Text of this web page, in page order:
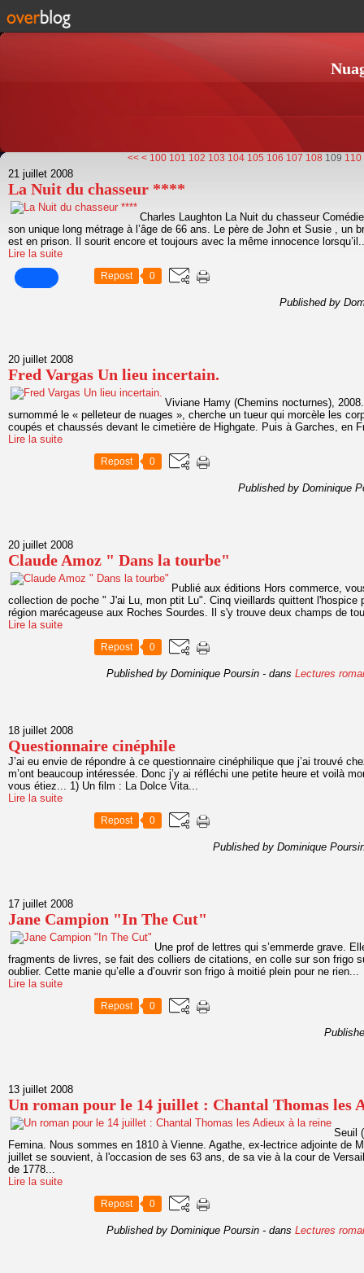
<< < 100 101 102 103 104 105 106 107 108 109 110
21 juillet 2008
La Nuit du chasseur ****
Charles Laughton La Nuit du chasseur
son unique long métrage à l’âge de 66 ans. Le père de John et Susie , un
est en prison. Il sourit encore et toujours avec la même innocence
Lire la suite
Repost 0
Published by
20 juillet 2008
Fred Vargas Un lieu incertain.
Viviane Hamy (Chemins nocturnes),
surnommé le « pelleteur de nuages », cherche un tueur qui morcèle les
coupés et chaussés devant le cimetière de Highgate. Puis à Garches, en
Lire la suite
Repost 0
Published by Dominique
20 juillet 2008
Claude Amoz " Dans la tourbe"
Publié aux éditions Hors commerce,
collection de poche " J'ai Lu, mon ptit Lu". Cinq vieillards quittent l'hospice
région marécageuse aux Roches Sourdes. Il s'y trouve deux champs de
Lire la suite
Repost 0
Published by Dominique Poursin - dans Lectures
18 juillet 2008
Questionnaire cinéphile
J’ai eu envie de répondre à ce questionnaire cinéphilique que j’ai trouvé
m’ont beaucoup intéressée. Donc j’y ai réfléchi une petite heure et voilà
vous étiez... 1) Un film : La Dolce Vita...
Lire la suite
Repost 0
Published by Dominique
17 juillet 2008
Jane Campion "In The Cut"
Une prof de lettres qui s’emmerde grave.
fragments de livres, se fait des colliers de citations, en colle sur son frigo
oublier. Cette manie qu’elle a d’ouvrir son frigo à moitié plein pour ne rien...
Lire la suite
Repost 0
13 juillet 2008
Un roman pour le 14 juillet : Chantal Thomas les
Seuil
Femina. Nous sommes en 1810 à Vienne. Agathe, ex-lectrice adjointe de
juillet se souvient, à l'occasion de ses 63 ans, de sa vie à la cour de
de 1778...
Lire la suite
Repost 0
Published by Dominique Poursin - dans Lectures